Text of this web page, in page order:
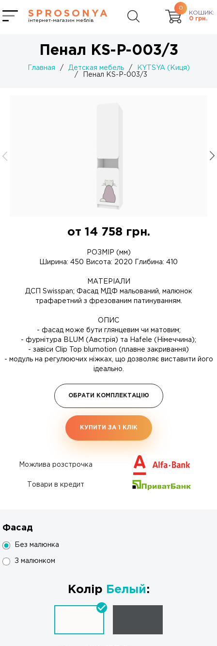
SPROSONYA
інтернет-магазин меблів
0
КОШИК:
0 грн.
Пенал KS-P-003/3
Главная / Детская мебель /
KYTSYA (Киця)
/
Пенал KS-P-003/3
от 14 758 грн.
РОЗМІР (мм)
Ширина: 450 Висота: 2020 Глибина: 410
МАТЕРІАЛИ
ДСП Swisspan; Фасад МДФ мальований, малюнок
трафаретний з фрезованим патинуванням.
ОПИС
- фасад може бути глянцевим чи матовим;
- фурнітура BLUM (Австрія) та Hafele (Німеччина);
- завіси Clip Top blumotion (плавне закривання)
- модуль на регулюючих ніжках, що дозволяє виставити його
ідеально.
ОБРАТИ КОМПЛЕКТАЦІЮ
КУПИТИ ЗА 1 КЛIК
Можлива розстрочка
Товари в кредит
Фасад
Без малюнка
З малюнком
Колір Белый: